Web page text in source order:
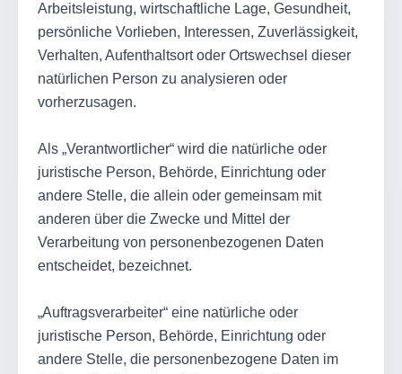
Arbeitsleistung, wirtschaftliche Lage, Gesundheit,
persönliche Vorlieben, Interessen, Zuverlässigkeit,
Verhalten, Aufenthaltsort oder Ortswechsel dieser
natürlichen Person zu analysieren oder
vorherzusagen.
Als „Verantwortlicher“ wird die natürliche oder
juristische Person, Behörde, Einrichtung oder
andere Stelle, die allein oder gemeinsam mit
anderen über die Zwecke und Mittel der
Verarbeitung von personenbezogenen Daten
entscheidet, bezeichnet.
„Auftragsverarbeiter“ eine natürliche oder
juristische Person, Behörde, Einrichtung oder
andere Stelle, die personenbezogene Daten im